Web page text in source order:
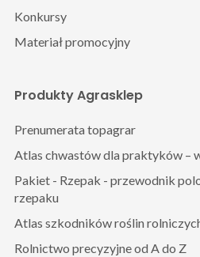
Produkty Agrasklep
Prenumerata topagrar
Atlas chwastów dla praktyków –
Pakiet - Rzepak - przewodnik
rzepaku
Atlas szkodników roślin
Rolnictwo precyzyjne od A do Z
Konkursy
Materiał promocyjny